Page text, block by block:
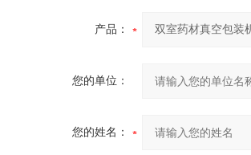
产品：
您的单位：
您的姓名：